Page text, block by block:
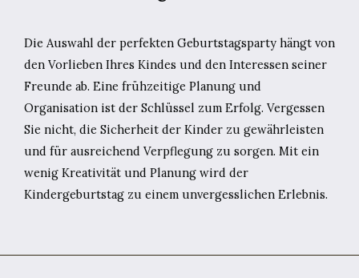
Die Auswahl der perfekten Geburtstagsparty hängt von
den Vorlieben Ihres Kindes und den Interessen seiner
Freunde ab. Eine frühzeitige Planung und
Organisation ist der Schlüssel zum Erfolg. Vergessen
Sie nicht, die Sicherheit der Kinder zu gewährleisten
und für ausreichend Verpflegung zu sorgen. Mit ein
wenig Kreativität und Planung wird der
Kindergeburtstag zu einem unvergesslichen Erlebnis.